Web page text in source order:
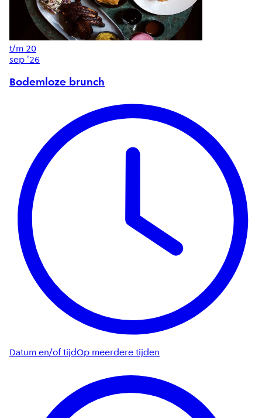
t/m 20
sep '26
Bodemloze brunch
Datum en/of tijdOp meerdere tijden